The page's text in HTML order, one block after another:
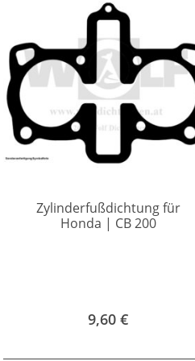
Zylinderfußdichtung für
Honda | CB 200
9,60 €